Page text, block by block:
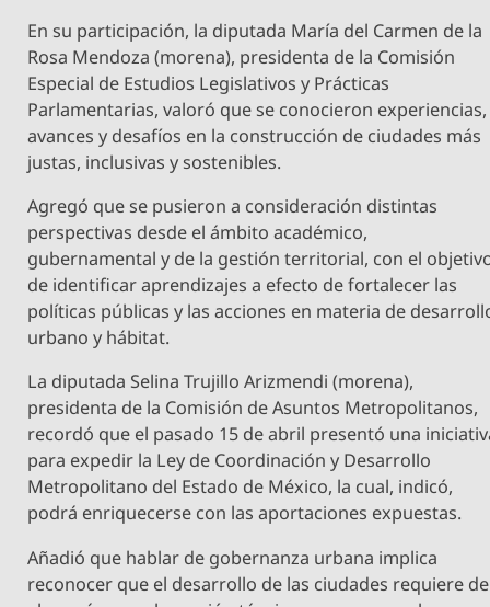
En su participación, la diputada María del Carmen de la
Rosa Mendoza (morena), presidenta de la Comisión
Especial de Estudios Legislativos y Prácticas
Parlamentarias, valoró que se conocieron experiencias,
avances y desafíos en la construcción de ciudades más
justas, inclusivas y sostenibles.
Agregó que se pusieron a consideración distintas
perspectivas desde el ámbito académico,
gubernamental y de la gestión territorial, con el
de identificar aprendizajes a efecto de fortalecer las
políticas públicas y las acciones en materia de
urbano y hábitat.
La diputada Selina Trujillo Arizmendi (morena),
presidenta de la Comisión de Asuntos Metropolitanos,
recordó que el pasado 15 de abril presentó una
para expedir la Ley de Coordinación y Desarrollo
Metropolitano del Estado de México, la cual, indicó,
podrá enriquecerse con las aportaciones expuestas.
Añadió que hablar de gobernanza urbana implica
reconocer que el desarrollo de las ciudades requiere de